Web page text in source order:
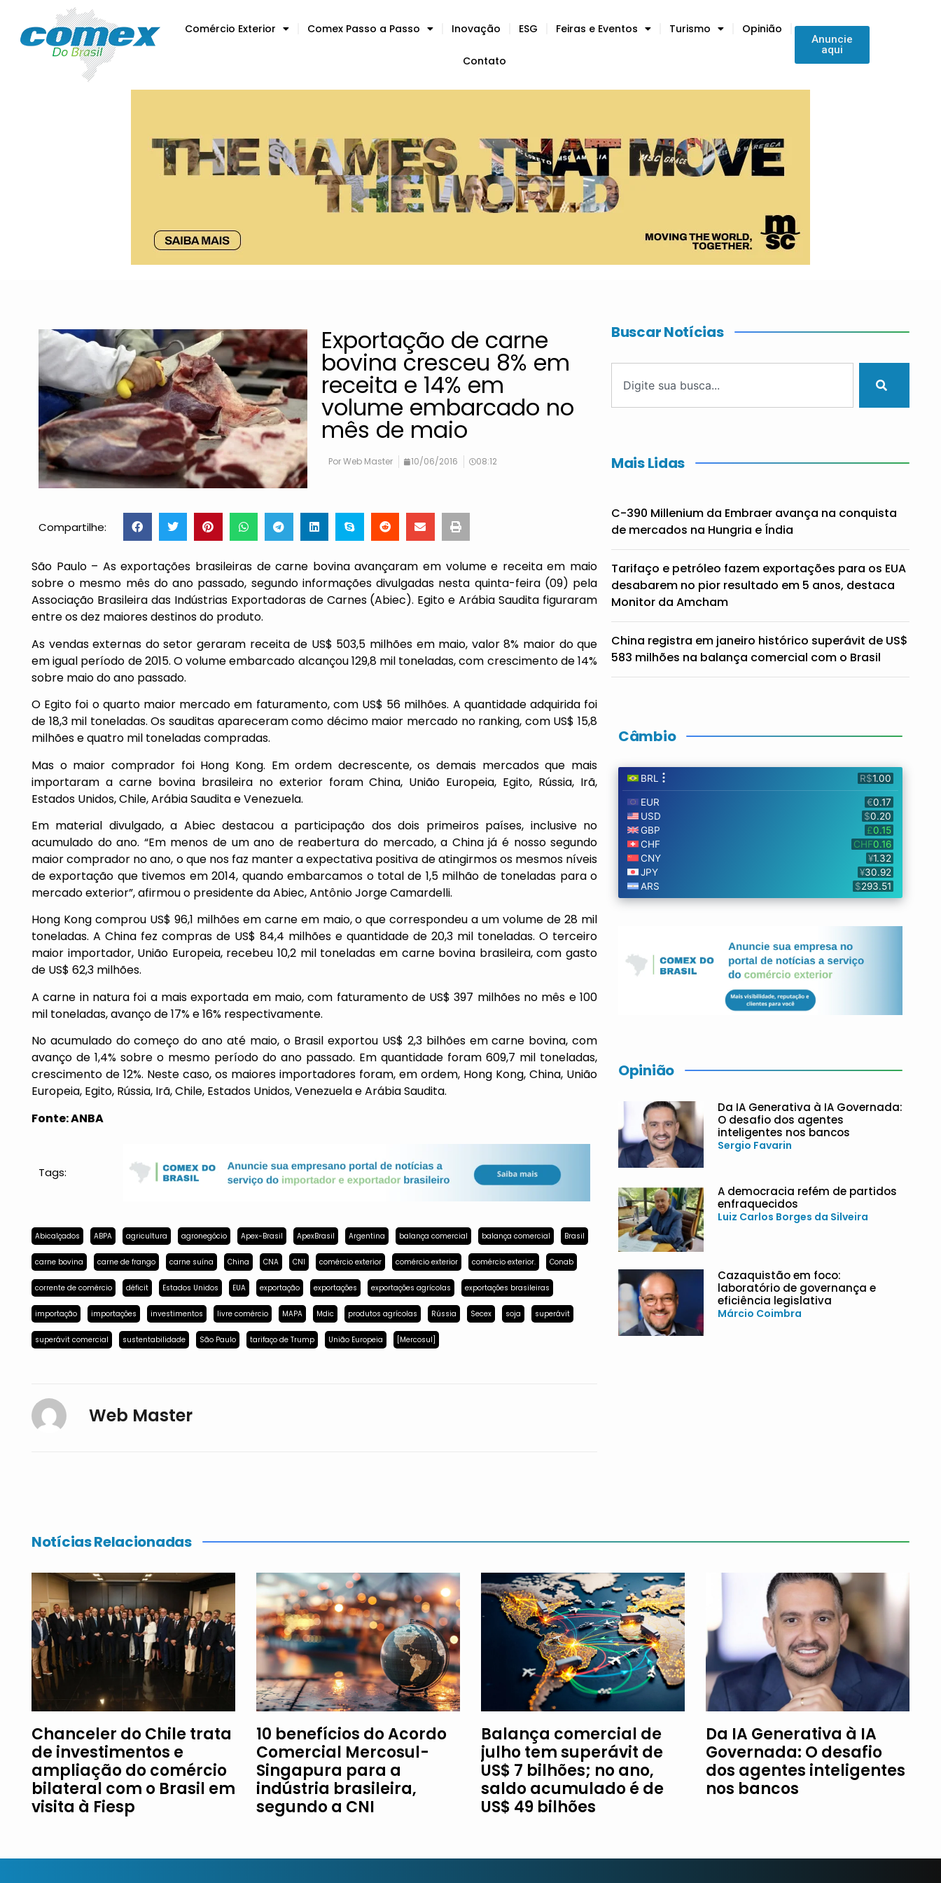
Comércio Exterior Comex Passo a Passo Inovação ESG Feiras e Eventos Turismo Opinião
Contato
Anuncie
aqui
Exportação de carne
bovina cresceu 8% em
receita e 14% em
volume embarcado no
mês de maio
PorWeb Master 10/06/2016 08:12
Compartilhe:
São Paulo – As exportações brasileiras de carne bovina avançaram em volume e receita em maio
sobre o mesmo mês do ano passado, segundo informações divulgadas nesta quinta-feira (09) pela
Associação Brasileira das Indústrias Exportadoras de Carnes (Abiec). Egito e Arábia Saudita figuraram
entre os dez maiores destinos do produto.
As vendas externas do setor geraram receita de US$ 503,5 milhões em maio, valor 8% maior do que
em igual período de 2015. O volume embarcado alcançou 129,8 mil toneladas, com crescimento de 14%
sobre maio do ano passado.
O Egito foi o quarto maior mercado em faturamento, com US$ 56 milhões. A quantidade adquirida foi
de 18,3 mil toneladas. Os sauditas apareceram como décimo maior mercado no ranking, com US$ 15,8
milhões e quatro mil toneladas compradas.
Mas o maior comprador foi Hong Kong. Em ordem decrescente, os demais mercados que mais
importaram a carne bovina brasileira no exterior foram China, União Europeia, Egito, Rússia, Irã,
Estados Unidos, Chile, Arábia Saudita e Venezuela.
Em material divulgado, a Abiec destacou a participação dos dois primeiros países, inclusive no
acumulado do ano. “Em menos de um ano de reabertura do mercado, a China já é nosso segundo
maior comprador no ano, o que nos faz manter a expectativa positiva de atingirmos os mesmos níveis
de exportação que tivemos em 2014, quando embarcamos o total de 1,5 milhão de toneladas para o
mercado exterior”, afirmou o presidente da Abiec, Antônio Jorge Camardelli.
Hong Kong comprou US$ 96,1 milhões em carne em maio, o que correspondeu a um volume de 28 mil
toneladas. A China fez compras de US$ 84,4 milhões e quantidade de 20,3 mil toneladas. O terceiro
maior importador, União Europeia, recebeu 10,2 mil toneladas em carne bovina brasileira, com gasto
de US$ 62,3 milhões.
A carne in natura foi a mais exportada em maio, com faturamento de US$ 397 milhões no mês e 100
mil toneladas, avanço de 17% e 16% respectivamente.
No acumulado do começo do ano até maio, o Brasil exportou US$ 2,3 bilhões em carne bovina, com
avanço de 1,4% sobre o mesmo período do ano passado. Em quantidade foram 609,7 mil toneladas,
crescimento de 12%. Neste caso, os maiores importadores foram, em ordem, Hong Kong, China, União
Europeia, Egito, Rússia, Irã, Chile, Estados Unidos, Venezuela e Arábia Saudita.
Fonte: ANBA
Tags:
Abicalçados ABPA agricultura agronegócio Apex-Brasil ApexBrasil Argentina balança comercial balança comercial Brasil
carne bovina carne de frango carne suína China CNA CNI comércio exterior comércio exterior comércio exterior. Conab
corrente de comércio déficit Estados Unidos EUA exportação exportações exportações agrícolas exportações brasileiras
importação importações investimentos livre comércio MAPA Mdic produtos agrícolas Rússia Secex soja superávit
superávit comercial sustentabilidade São Paulo tarifaço de Trump União Europeia [Mercosul]
Web Master
Buscar Notícias
Mais Lidas
C-390 Millenium da Embraer avança na conquista
de mercados na Hungria e Índia
Tarifaço e petróleo fazem exportações para os EUA
desabarem no pior resultado em 5 anos, destaca
Monitor da Amcham
China registra em janeiro histórico superávit de US$
583 milhões na balança comercial com o Brasil
Câmbio
Opinião
Da IA Generativa à IA Governada:
O desafio dos agentes
inteligentes nos bancos
Sergio Favarin
A democracia refém de partidos
enfraquecidos
Luiz Carlos Borges da Silveira
Cazaquistão em foco:
laboratório de governança e
eficiência legislativa
Márcio Coimbra
Notícias Relacionadas
Chanceler do Chile trata
de investimentos e
ampliação do comércio
bilateral com o Brasil em
visita à Fiesp
10 benefícios do Acordo
Comercial Mercosul-
Singapura para a
indústria brasileira,
segundo a CNI
Balança comercial de
julho tem superávit de
US$ 7 bilhões; no ano,
saldo acumulado é de
US$ 49 bilhões
Da IA Generativa à IA
Governada: O desafio
dos agentes inteligentes
nos bancos